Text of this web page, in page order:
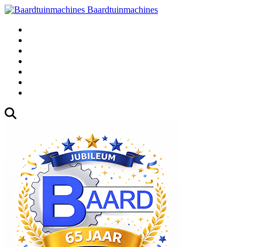
Baardtuinmachines